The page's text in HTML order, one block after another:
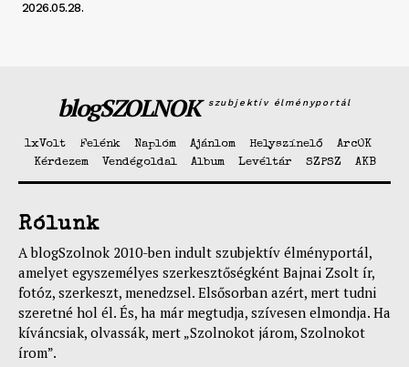
2026.05.28.
blogSZOLNOK szubjektív élményportál
1xVolt Felénk Naplóm Ajánlom Helyszínelő
ArcOK
Kérdezem
Vendégoldal Album Levéltár SZPSZ AKB
Rólunk
A blogSzolnok 2010-ben indult szubjektív élményportál,
amelyet egyszemélyes szerkesztőségként Bajnai Zsolt ír,
fotóz, szerkeszt, menedzsel. Elsősorban azért, mert tudni
szeretné hol él. És, ha már megtudja, szívesen elmondja. Ha
kíváncsiak, olvassák, mert „Szolnokot járom, Szolnokot
írom”.